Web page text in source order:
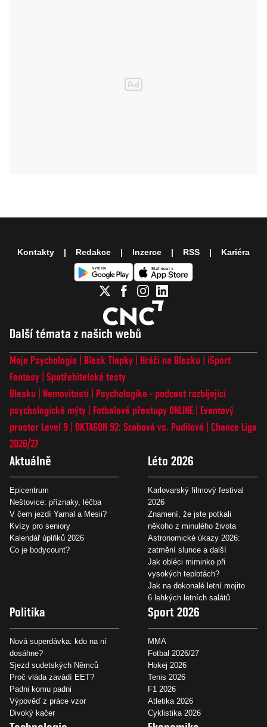
Další témata z našich webů
Moje Psychologie Blesk Tlapky Hráči na Blesku
iSport
Fantasy Spotřebitelské testy
Blesku
Nemovitosti
Psychologika - podcast rozbíjející
psychologické mýty
Fotbalové přestupy ONLINE
Eventový
prostor Level 9 OKTAGON 92: Szabová vs. Pudilová
Chance Liga
2026/27
Aktuálně
Epicentrum
Neštovice: příznaky, léčba
V čem jezdí Yamal a Mesii?
Kvízy pro seniory
Kalendář úplňků 2026
Co je bodycount?
Léto 2026
Karlovarský filmový festival
2026
Znamení, že jste potkali
někoho z minulého života
Astronomické úkazy 2026:
zatmění slunce a další
Jak obléci miminko při
vysokých teplotách?
Jak na dokonalé letní mojito
6 lehkých letních salátů
Politika
Nová superdávka: kdo na ní
dosáhne?
Sjezd sudetských Němců
Proč vláda zavádí EET?
Padni komu padni
Výpověď z práce vzor
Divoký kačer
Sport 2026
MMA
Fotbal 2026/27
Hokej 2026
Tenis 2026
F1 2026
Atletika 2026
Cyklistika 2026
Kontakty Redakce Inzerce RSS Kariéra